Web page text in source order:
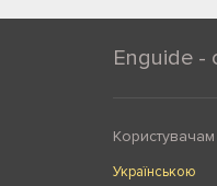
Enguide -
Користувачам
Українською